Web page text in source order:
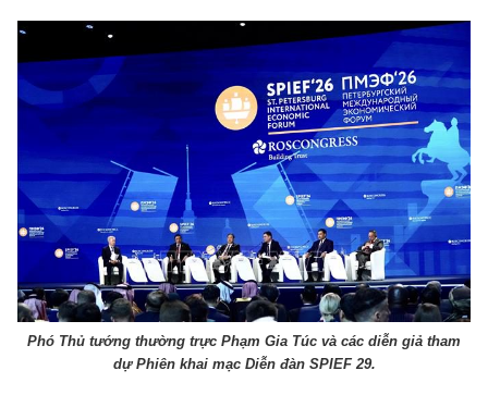
Phó Thủ tướng thường trực Phạm Gia Túc và các diễn giả tham
dự Phiên khai mạc Diễn đàn SPIEF 29.